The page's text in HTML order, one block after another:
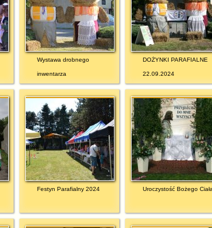
Wystawa drobnego
inwentarza
DOŻYNKI PARAFIALNE
22.09.2024
Festyn Parafialny 2024 Uroczystość Bożego